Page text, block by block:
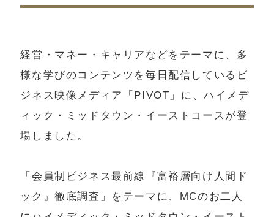
休診カレンダー
お問い合わせ・資料請求
経営・マネー・キャリアなどをテーマに、多
様な学びのコンテンツを毎日配信しているビ
ジネス映像メディア「PIVOT」に、ハイメデ
ィック・ミッドタウン・イーストコースが登
場しました。
「会員制ビジネス最前線『富裕層向け人間ド
ック』徹底調査」をテーマに、MCのお二人